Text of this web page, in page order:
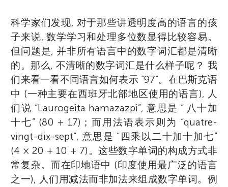
科学家们发现, 对于那些讲透明度高的语言的孩
子来说, 数学学习和处理多位数显得比较容易。
但问题是, 并非所有语言中的数字词汇都是清晰
的。那么, 不清晰的数字词汇是什么样子呢？ 我
们来看一看不同语言如何表示 “97”。在巴斯克语
中 (一种主要在西班牙北部地区使用的语言), 人
们说 “Laurogeita hamazazpi”, 意思是 “ 八十加
十七” (80 + 17)；而用法语表示则为 “quatre-
vingt-dix-sept”, 意思是 “四乘以二十加十加七”
(4 × 20 + 10 + 7)。这些数字单词的构成方式非
常复杂。而在印地语中 (印度使用最广泛的语言
之一), 人们用减法而非加法来组成数字单词。例